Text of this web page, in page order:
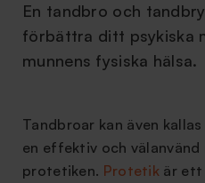
En tandbro och
förbättra ditt psykiska
munnens fysiska hälsa.
Tandbroar kan även
en effektiv och
protetiken. Protetik är ett